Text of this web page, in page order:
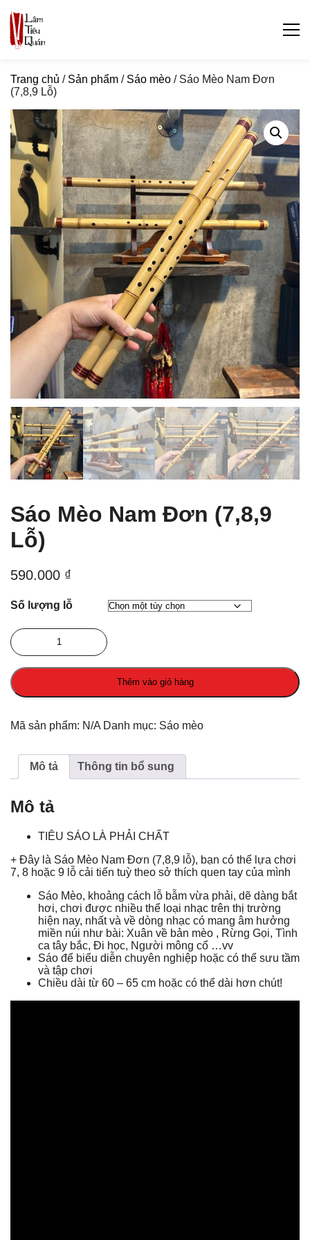
Trang chủ / Sản phẩm / Sáo mèo / Sáo Mèo Nam Đơn
(7,8,9 Lỗ)
Sáo Mèo Nam Đơn (7,8,9
Lỗ)
590.000 ₫
Số lượng lỗ
Sáo
Mèo
Nam
Đơn
(7,8,9
Lỗ)
lượng
Thêm vào giỏ hàng
Mã sản phẩm: N/A Danh mục: Sáo mèo
Mô tả Thông tin bổ sung
Mô tả
TIÊU SÁO LÀ PHẢI CHẤT
+ Đây là Sáo Mèo Nam Đơn (7,8,9 lỗ), bạn có thể lựa chơi
7, 8 hoặc 9 lỗ cải tiến tuỳ theo sở thích quen tay của mình
Sáo Mèo, khoảng cách lỗ bẫm vừa phải, dẽ dàng bắt
hơi, chơi được nhiều thể loại nhạc trên thị trường
hiện nay, nhất và về dòng nhạc có mang âm hưởng
miền núi như bài: Xuân về bản mèo , Rừng Gọi, Tình
ca tây bắc, Đi học, Người mông cổ …vv
Sáo để biểu diễn chuyên nghiệp hoặc có thể sưu tầm
và tập chơi
Chiều dài từ 60 – 65 cm hoặc có thể dài hơn chút!